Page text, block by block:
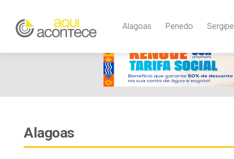
Alagoas Penedo Sergipe
Alagoas